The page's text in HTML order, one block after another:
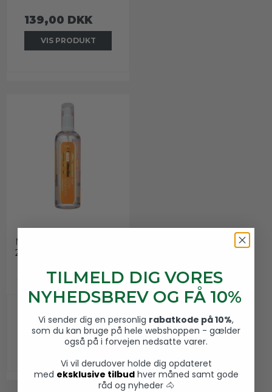
139,00 DKK
VIS PRODUKT
NAF Muck Off
NAF
21800262
159,00 DKK
VIS PRODUKT
TILMELD DIG VORES
NYHEDSBREV OG FÅ 10%
Vi sender dig en personlig rabatkode på 10%,
som du kan bruge på hele webshoppen - gælder
også på i forvejen nedsatte varer.
Vi vil derudover holde dig opdateret
med eksklusive tilbudhver måned samt gode
råd og nyheder 🐴